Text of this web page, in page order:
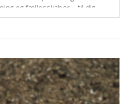
og fællesskaber – til dig,